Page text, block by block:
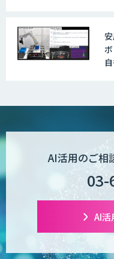
AI活用のご相
03-
AI活